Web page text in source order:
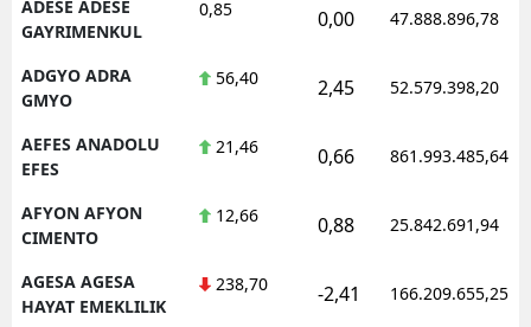
ADESE ADESE
GAYRIMENKUL
0,85 0,00 47.888.896,78
ADGYO ADRA
GMYO
56,40 2,45 52.579.398,20
AEFES ANADOLU
EFES
21,46 0,66 861.993.485,64
AFYON AFYON
CIMENTO
12,66 0,88 25.842.691,94
AGESA AGESA
HAYAT EMEKLILIK
238,70 -2,41 166.209.655,25